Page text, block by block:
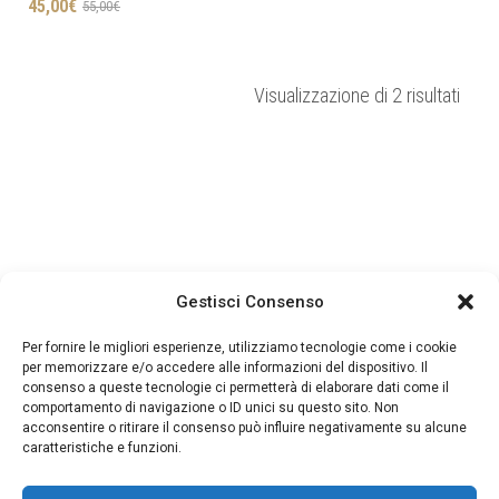
Gestisci Consenso
Per fornire le migliori esperienze, utilizziamo tecnologie come i cookie
per memorizzare e/o accedere alle informazioni del dispositivo. Il
consenso a queste tecnologie ci permetterà di elaborare dati come il
comportamento di navigazione o ID unici su questo sito. Non
acconsentire o ritirare il consenso può influire negativamente su alcune
caratteristiche e funzioni.
55,00€
Il
45,00€Il
Visualizzazione di 2 risultati